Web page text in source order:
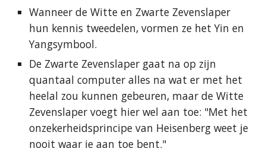
Wanneer de Witte en Zwarte Zevenslaper
hun kennis tweedelen, vormen ze het Yin en
Yangsymbool.
De Zwarte Zevenslaper gaat na op zijn
quantaal computer alles na wat er met het
heelal zou kunnen gebeuren, maar de Witte
Zevenslaper voegt hier wel aan toe: "Met het
onzekerheidsprincipe van Heisenberg weet je
nooit waar je aan toe bent."